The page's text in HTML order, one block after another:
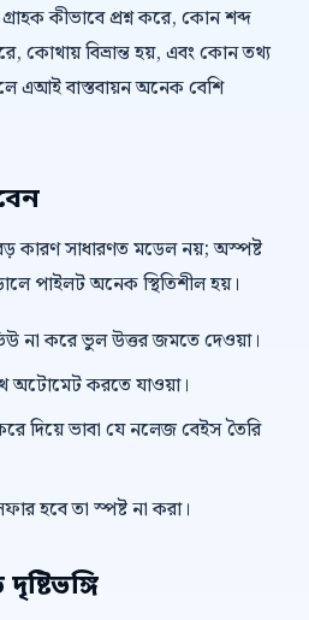
কীভাবে প্রশ্ন করে, কোন শব্দ
কোথায় বিভ্রান্ত হয়, এবং কোন তথ্য
এআই বাস্তবায়ন অনেক বেশি
বড় কারণ সাধারণত মডেল নয়; অস্পষ্ট
পাইলট অনেক স্থিতিশীল হয়।
না করে ভুল উত্তর জমতে দেওয়া।
করতে যাওয়া।
দিয়ে ভাবা যে নলেজ বেইস তৈরি
হবে তা স্পষ্ট না করা।